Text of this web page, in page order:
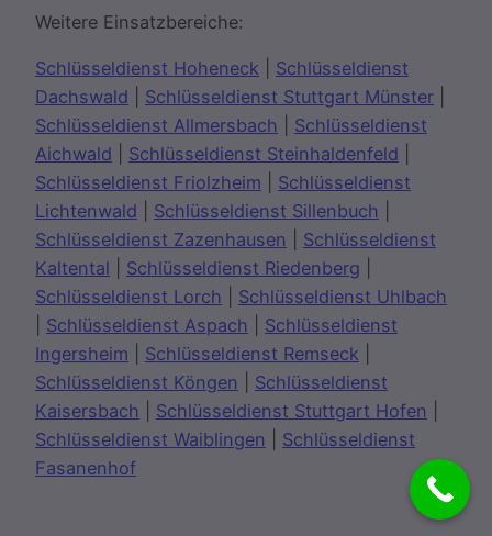
Weitere Einsatzbereiche:
Schlüsseldienst Hoheneck
Schlüsseldienst
Dachswald
Schlüsseldienst Stuttgart Münster
Schlüsseldienst Allmersbach
Schlüsseldienst
Aichwald
Schlüsseldienst Steinhaldenfeld
Schlüsseldienst Friolzheim
Schlüsseldienst
Lichtenwald
Schlüsseldienst Sillenbuch
Schlüsseldienst Zazenhausen
Schlüsseldienst
Kaltental
Schlüsseldienst Riedenberg
Schlüsseldienst Lorch
Schlüsseldienst Uhlbach
Schlüsseldienst Aspach
Schlüsseldienst
Ingersheim
Schlüsseldienst Remseck
Schlüsseldienst Köngen
Schlüsseldienst
Kaisersbach
Schlüsseldienst Stuttgart Hofen
Schlüsseldienst Waiblingen
Schlüsseldienst
Fasanenhof